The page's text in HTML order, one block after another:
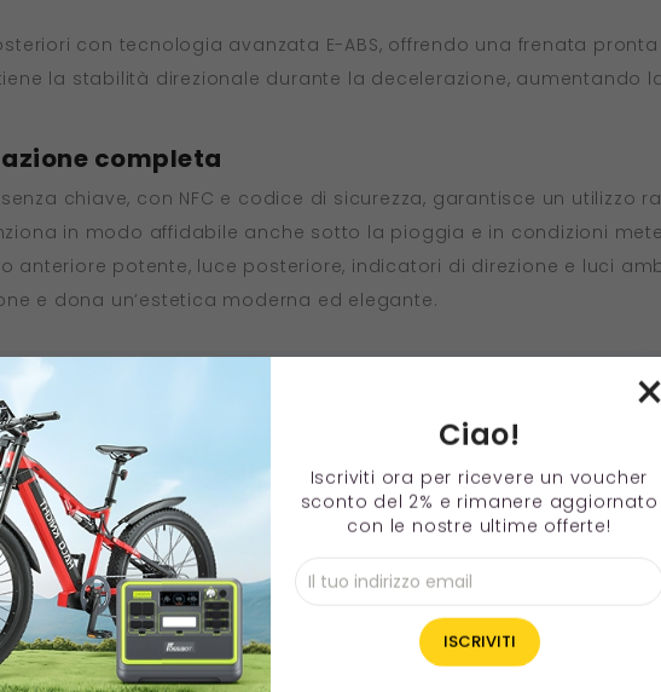
con tecnologia avanzata E-ABS, offrendo una frenata
la stabilità direzionale durante la decelerazione, aumentando
completa
chiave, con NFC e codice di sicurezza, garantisce un utilizzo
in modo affidabile anche sotto la pioggia e in condizioni
anteriore potente, luce posteriore, indicatori di direzione e luci
e dona un’estetica moderna ed elegante.
×
Ciao!
Iscriviti ora per ricevere un voucher
sconto del 2% e rimanere aggiornato
con le nostre ultime offerte!